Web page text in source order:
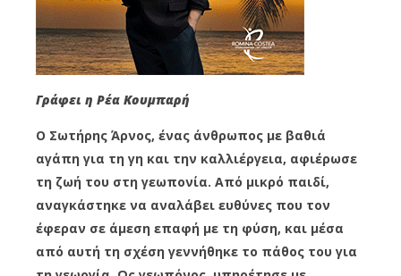
Γράφει η Ρέα Κουμπαρή
Ο Σωτήρης Άρνος, ένας άνθρωπος με βαθιά
αγάπη για τη γη και την καλλιέργεια, αφιέρωσε
τη ζωή του στη γεωπονία. Από μικρό παιδί,
αναγκάστηκε να αναλάβει ευθύνες που τον
έφεραν σε άμεση επαφή με τη φύση, και μέσα
από αυτή τη σχέση γεννήθηκε το πάθος του για